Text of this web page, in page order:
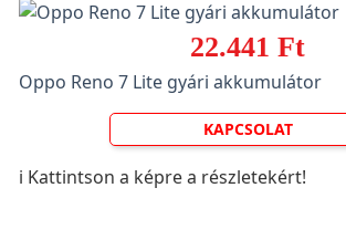
22.441 Ft
Oppo Reno 7 Lite gyári akkumulátor
KAPCSOLAT
ℹ️ Kattintson a képre a részletekért!